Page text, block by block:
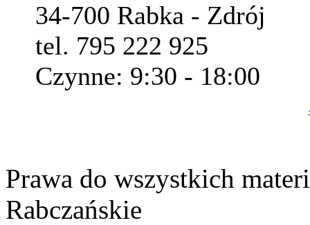
34-700 Rabka - Zdrój
tel. 795 222 925
Czynne: 9:30 - 18:00
Prawa do wszystkich
Rabczańskie